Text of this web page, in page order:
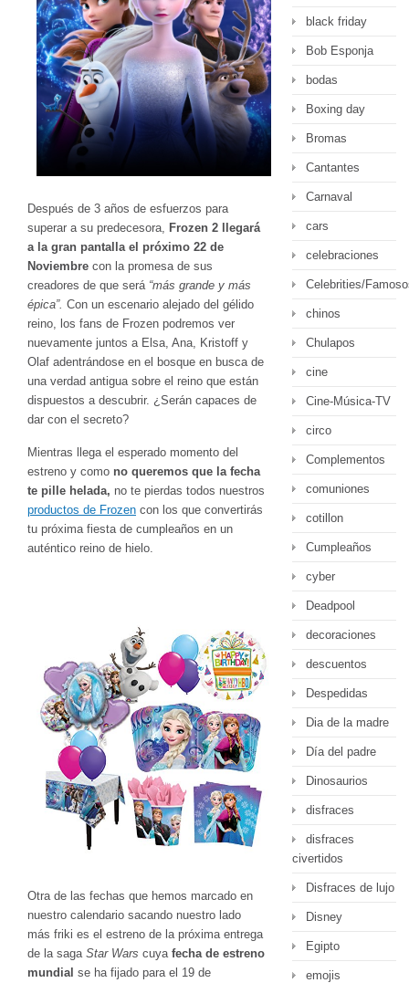
Después de 3 años de esfuerzos para
superar a su predecesora, Frozen 2 llegará
a la gran pantalla el próximo 22 de
Noviembre con la promesa de sus
creadores de que será “más grande y más
épica”. Con un escenario alejado del gélido
reino, los fans de Frozen podremos ver
nuevamente juntos a Elsa, Ana, Kristoff y
Olaf adentrándose en el bosque en busca de
una verdad antigua sobre el reino que están
dispuestos a descubrir. ¿Serán capaces de
dar con el secreto?
Mientras llega el esperado momento del
estreno y como no queremos que la fecha
te pille helada, no te pierdas todos nuestros
productos de Frozen con los que convertirás
tu próxima fiesta de cumpleaños en un
auténtico reino de hielo.
Otra de las fechas que hemos marcado en
nuestro calendario sacando nuestro lado
más friki es el estreno de la próxima entrega
de la saga Star Wars cuya fecha de estreno
mundial se ha fijado para el 19 de
black friday
Bob Esponja
bodas
Boxing day
Bromas
Cantantes
Carnaval
cars
celebraciones
Celebrities/
chinos
Chulapos
cine
Cine-Música-TV
circo
Complementos
comuniones
cotillon
Cumpleaños
cyber
Deadpool
decoraciones
descuentos
Despedidas
Dia de la madre
Día del padre
Dinosaurios
disfraces
disfraces
civertidos
Disfraces de lujo
Disney
Egipto
emojis